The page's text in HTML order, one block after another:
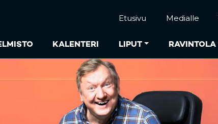
KALENTERI LIPUT RAVINTOLA
Etusivu Medialle